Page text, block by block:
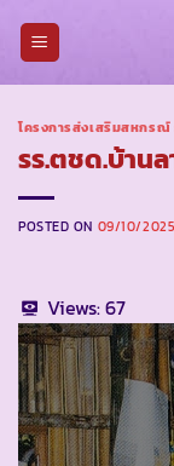
โครงการส่งเสริมสหกรณ์
รร.ตชด.บ้าน
POSTED ON 09/10/2025
Views:67